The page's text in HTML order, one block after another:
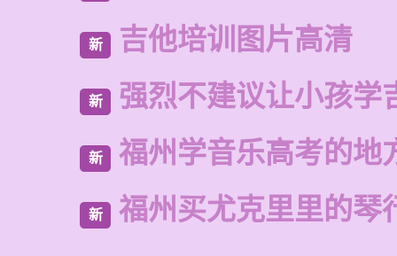
新 吉他培训图片高清
新 强烈不建议让小孩学
新 福州学音乐高考的地
新 福州买尤克里里的琴